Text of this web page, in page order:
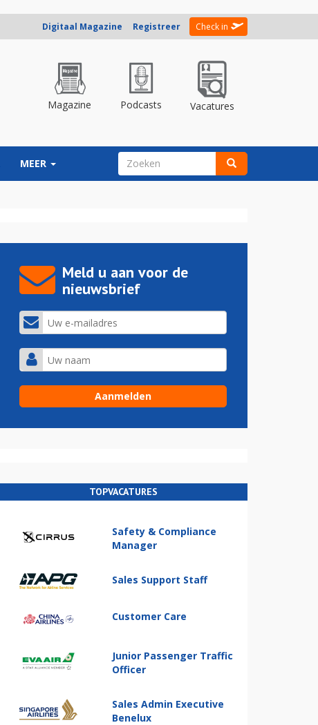
Digitaal Magazine Registreer Check in
Magazine Podcasts Vacatures
MEER ZOEKVELD
Meld u aan voor de
nieuwsbrief
TOPVACATURES
Safety & Compliance
Manager
Sales Support Staff
Customer Care
Junior Passenger Traffic
Officer
Sales Admin Executive
Benelux